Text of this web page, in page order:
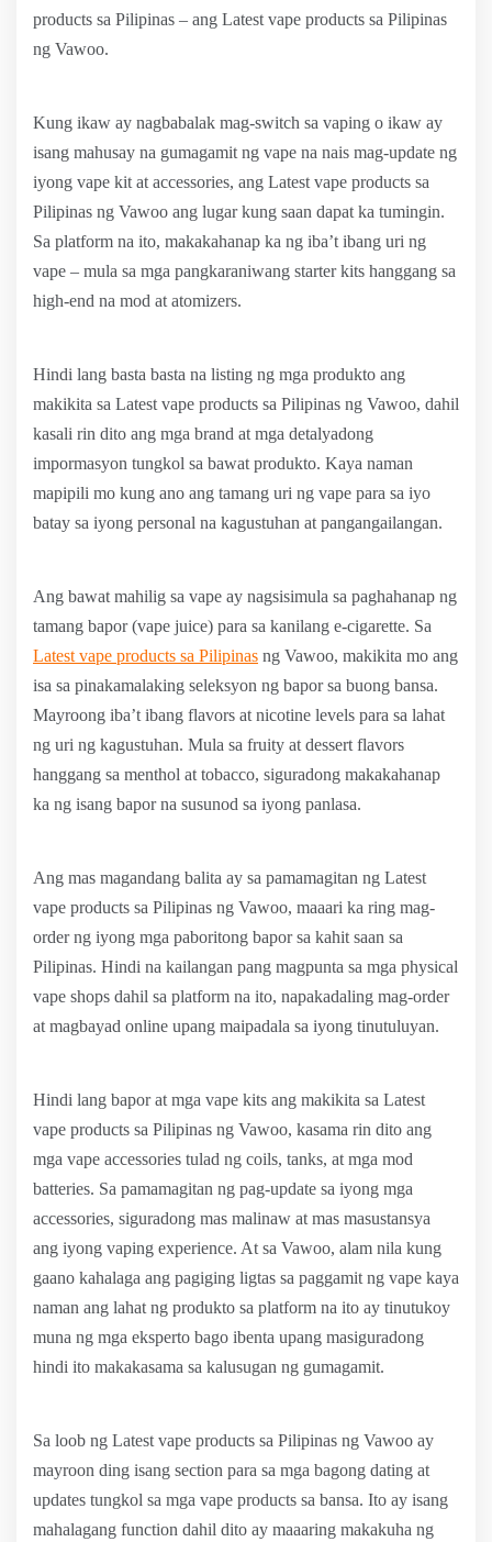
products sa Pilipinas – ang Latest vape products sa Pilipinas
ng Vawoo.
Kung ikaw ay nagbabalak mag-switch sa vaping o ikaw ay
isang mahusay na gumagamit ng vape na nais mag-update ng
iyong vape kit at accessories, ang Latest vape products sa
Pilipinas ng Vawoo ang lugar kung saan dapat ka tumingin.
Sa platform na ito, makakahanap ka ng iba’t ibang uri ng
vape – mula sa mga pangkaraniwang starter kits hanggang sa
high-end na mod at atomizers.
Hindi lang basta basta na listing ng mga produkto ang
makikita sa Latest vape products sa Pilipinas ng Vawoo, dahil
kasali rin dito ang mga brand at mga detalyadong
impormasyon tungkol sa bawat produkto. Kaya naman
mapipili mo kung ano ang tamang uri ng vape para sa iyo
batay sa iyong personal na kagustuhan at pangangailangan.
Ang bawat mahilig sa vape ay nagsisimula sa paghahanap ng
tamang bapor (vape juice) para sa kanilang e-cigarette. Sa
Latest vape products sa Pilipinas ng Vawoo, makikita mo ang
isa sa pinakamalaking seleksyon ng bapor sa buong bansa.
Mayroong iba’t ibang flavors at nicotine levels para sa lahat
ng uri ng kagustuhan. Mula sa fruity at dessert flavors
hanggang sa menthol at tobacco, siguradong makakahanap
ka ng isang bapor na susunod sa iyong panlasa.
Ang mas magandang balita ay sa pamamagitan ng Latest
vape products sa Pilipinas ng Vawoo, maaari ka ring mag-
order ng iyong mga paboritong bapor sa kahit saan sa
Pilipinas. Hindi na kailangan pang magpunta sa mga physical
vape shops dahil sa platform na ito, napakadaling mag-order
at magbayad online upang maipadala sa iyong tinutuluyan.
Hindi lang bapor at mga vape kits ang makikita sa Latest
vape products sa Pilipinas ng Vawoo, kasama rin dito ang
mga vape accessories tulad ng coils, tanks, at mga mod
batteries. Sa pamamagitan ng pag-update sa iyong mga
accessories, siguradong mas malinaw at mas masustansya
ang iyong vaping experience. At sa Vawoo, alam nila kung
gaano kahalaga ang pagiging ligtas sa paggamit ng vape kaya
naman ang lahat ng produkto sa platform na ito ay tinutukoy
muna ng mga eksperto bago ibenta upang masiguradong
hindi ito makakasama sa kalusugan ng gumagamit.
Sa loob ng Latest vape products sa Pilipinas ng Vawoo ay
mayroon ding isang section para sa mga bagong dating at
updates tungkol sa mga vape products sa bansa. Ito ay isang
mahalagang function dahil dito ay maaaring makakuha ng